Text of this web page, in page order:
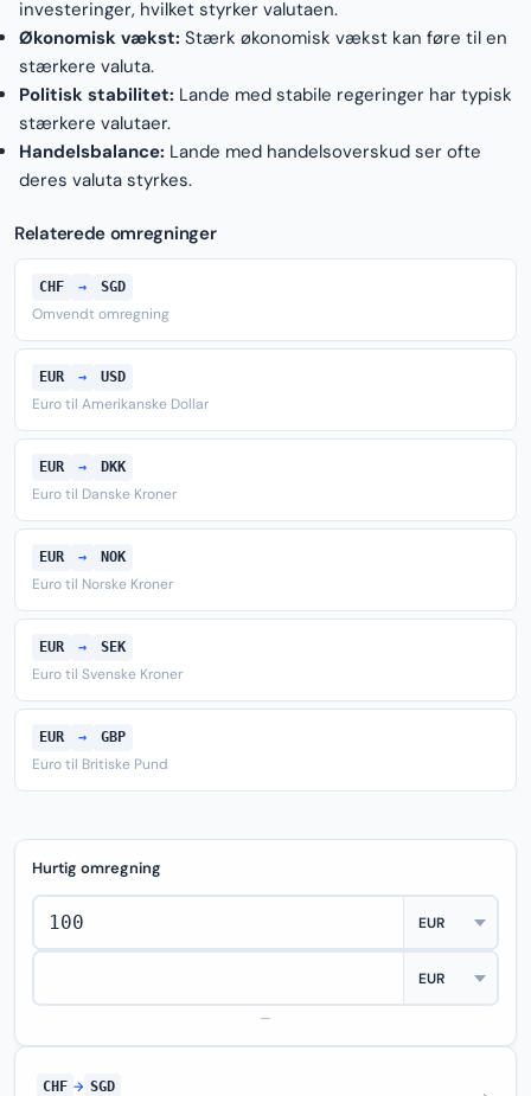
investeringer, hvilket styrker valutaen.
Økonomisk vækst: Stærk økonomisk vækst kan føre til en
stærkere valuta.
Politisk stabilitet: Lande med stabile regeringer har typisk
stærkere valutaer.
Handelsbalance: Lande med handelsoverskud ser ofte
deres valuta styrkes.
Relaterede omregninger
CHF → SGD
Omvendt omregning
EUR → USD
Euro til Amerikanske Dollar
EUR → DKK
Euro til Danske Kroner
EUR → NOK
Euro til Norske Kroner
EUR → SEK
Euro til Svenske Kroner
EUR → GBP
Euro til Britiske Pund
Hurtig omregning
—
CHF → SGD